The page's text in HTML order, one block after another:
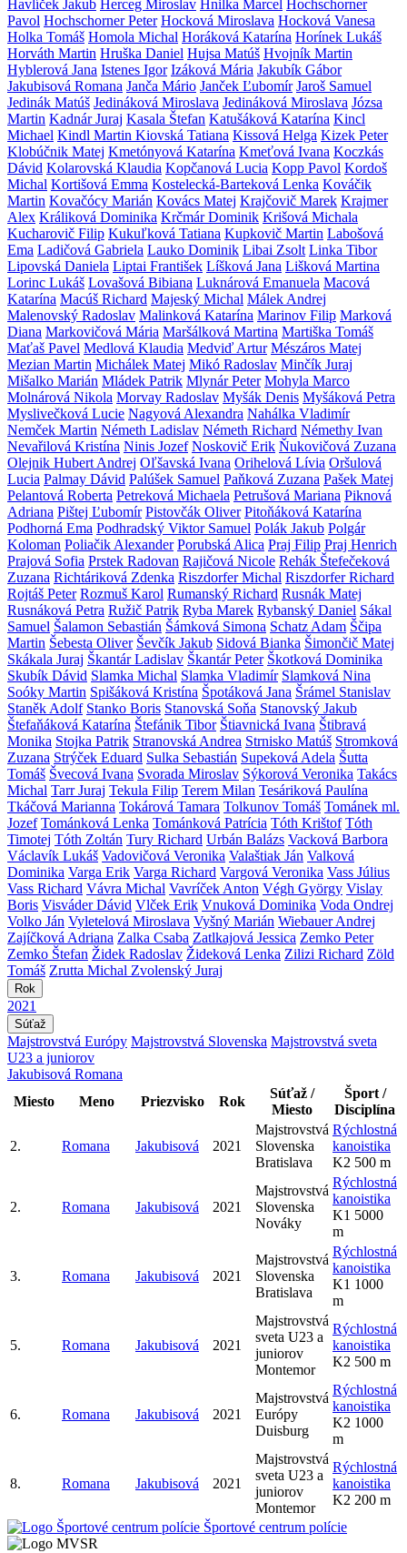
Havlíček Jakub Herceg Miroslav Hnilka Marcel Hochschorner
Pavol Hochschorner Peter Hocková Miroslava Hocková Vanesa
Holka Tomáš Homola Michal Horáková Katarína Horínek Lukáš
Horváth Martin Hruška Daniel Hujsa Matúš Hvojník Martin
Hyblerová Jana Istenes Igor Izáková Mária Jakubík Gábor
Jakubisová Romana Janča Mário Janček Ľubomír Jaroš Samuel
Jedinák Matúš Jedináková Miroslava Jedináková Miroslava Józsa
Martin Kadnár Juraj Kasala Štefan Katušáková Katarína Kincl
Michael Kindl Martin Kiovská Tatiana Kissová Helga Kizek Peter
Klobúčnik Matej Kmetónyová Katarína Kmeťová Ivana Koczkás
Dávid Kolarovská Klaudia Kopčanová Lucia Kopp Pavol Kordoš
Michal Kortišová Emma Kostelecká-Barteková Lenka Kováčik
Martin Kovačócy Marián Kovács Matej Krajčovič Marek Krajmer
Alex Králiková Dominika Krčmár Dominik Krišová Michala
Kucharovič Filip Kukuľková Tatiana Kupkovič Martin Labošová
Ema Ladičová Gabriela Lauko Dominik Libai Zsolt Linka Tibor
Lipovská Daniela Liptai František Líšková Jana Lišková Martina
Lorinc Lukáš Lovašová Bibiana Luknárová Emanuela Macová
Katarína Macúš Richard Majeský Michal Málek Andrej
Malenovský Radoslav Malinková Katarína Marinov Filip Marková
Diana Markovičová Mária Maršálková Martina Martiška Tomáš
Maťaš Pavel Medlová Klaudia Medviď Artur Mészáros Matej
Mezian Martin Michálek Matej Mikó Radoslav Minčík Juraj
Mišalko Marián Mládek Patrik Mlynár Peter Mohyla Marco
Molnárová Nikola Morvay Radoslav Myšák Denis Myšáková Petra
Myslivečková Lucie Nagyová Alexandra Nahálka Vladimír
Nemček Martin Németh Ladislav Németh Richard Némethy Ivan
Nevařilová Kristína Ninis Jozef Noskovič Erik Ňukovičová Zuzana
Olejnik Hubert Andrej Oľšavská Ivana Orihelová Lívia Oršulová
Lucia Palmay Dávid Palúšek Samuel Paňková Zuzana Pašek Matej
Pelantová Roberta Petreková Michaela Petrušová Mariana Piknová
Adriana Pištej Ľubomír Pistovčák Oliver Pitoňáková Katarína
Podhorná Ema Podhradský Viktor Samuel Polák Jakub Polgár
Koloman Poliačik Alexander Porubská Alica Praj Filip Praj Henrich
Prajová Sofia Prstek Radovan Rajičová Nicole Rehák Štefečeková
Zuzana Richtáriková Zdenka Riszdorfer Michal Riszdorfer Richard
Rojtáš Peter Rozmuš Karol Rumanský Richard Rusnák Matej
Rusnáková Petra Ružič Patrik Ryba Marek Rybanský Daniel Sákal
Samuel Šalamon Sebastián Šámková Simona Schatz Adam Ščipa
Martin Šebesta Oliver Ševčík Jakub Sidová Bianka Šimončič Matej
Skákala Juraj Škantár Ladislav Škantár Peter Škotková Dominika
Skubík Dávid Slamka Michal Slamka Vladimír Slamková Nina
Soóky Martin Spišáková Kristína Špotáková Jana Šrámel Stanislav
Staněk Adolf Stanko Boris Stanovská Soňa Stanovský Jakub
Štefaňáková Katarína Štefánik Tibor Štiavnická Ivana Štibravá
Monika Stojka Patrik Stranovská Andrea Strnisko Matúš Stromková
Zuzana Strýček Eduard Sulka Sebastián Supeková Adela Šutta
Tomáš Švecová Ivana Svorada Miroslav Sýkorová Veronika Takács
Michal Tarr Juraj Tekula Filip Terem Milan Tesáriková Paulína
Tkáčová Marianna Tokárová Tamara Tolkunov Tomáš Tománek ml.
Jozef Tománková Lenka Tománková Patrícia Tóth Krištof Tóth
Timotej Tóth Zoltán Tury Richard Urbán Balázs Vacková Barbora
Václavík Lukáš Vadovičová Veronika Valaštiak Ján Valková
Dominika Varga Erik Varga Richard Vargová Veronika Vass Július
Vass Richard Vávra Michal Vavríček Anton Végh György Vislay
Boris Visváder Dávid Vlček Erik Vnuková Dominika Voda Ondrej
Volko Ján Vyletelová Miroslava Vyšný Marián Wiebauer Andrej
Zajíčková Adriana Zalka Csaba Zatlkajová Jessica Zemko Peter
Zemko Štefan Židek Radoslav Žideková Lenka Zilizi Richard Zöld
Tomáš Zrutta Michal Zvolenský Juraj
Rok
2021
Súťaž
Majstrovstvá Európy Majstrovstvá Slovenska Majstrovstvá sveta
U23 a juniorov
Jakubisová Romana
Miesto
Meno Priezvisko Rok
Súťaž /
Miesto
Šport /
Disciplína
2. Romana Jakubisová 2021
Majstrovstvá
Slovenska
Bratislava
Rýchlostná
kanoistika
K2 500 m
2. Romana Jakubisová 2021
Majstrovstvá
Slovenska
Nováky
Rýchlostná
kanoistika
K1 5000
m
3. Romana Jakubisová 2021
Majstrovstvá
Slovenska
Bratislava
Rýchlostná
kanoistika
K1 1000
m
5. Romana Jakubisová 2021
Majstrovstvá
sveta U23 a
juniorov
Montemor
Rýchlostná
kanoistika
K2 500 m
6. Romana Jakubisová 2021
Majstrovstvá
Európy
Duisburg
Rýchlostná
kanoistika
K2 1000
m
8. Romana Jakubisová 2021
Majstrovstvá
sveta U23 a
juniorov
Montemor
Rýchlostná
kanoistika
K2 200 m
Športové centrum polície